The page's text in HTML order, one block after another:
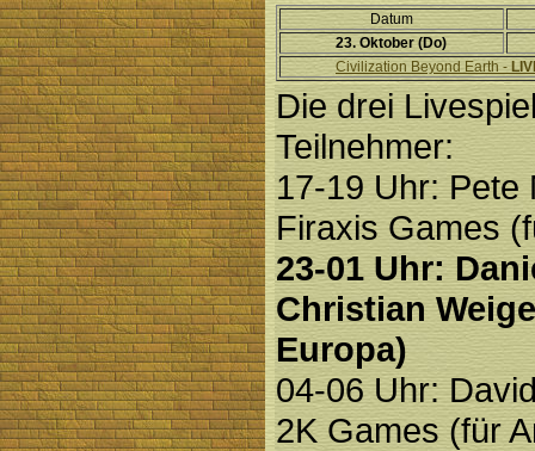
Datum
23. Oktober (Do)
Civilization Beyond Earth -
Die drei
Teilnehmer:
17-19 Uhr: Pete
Firaxis Games
23-01 Uhr:
Christian
Europa)
04-06 Uhr:
2K Games (für